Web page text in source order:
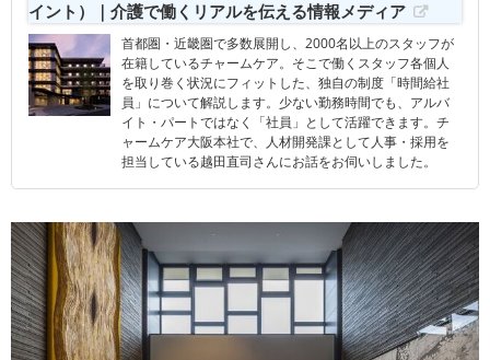
イント）｜介護で働くリアルを伝える情報メディア
首都圏・近畿圏で多数展開し、2000名以上のスタッフが
在籍しているチャームケア。そこで働くスタッフ各個人
を取り巻く状況にフィットした、独自の制度「時間給社
員」について解説します。少ない勤務時間でも、アルバ
イト・パートではなく「社員」として活躍できます。チ
ャームケア大阪本社で、人材開発課として人事・採用を
担当している越田直司さんにお話をお伺いしました。